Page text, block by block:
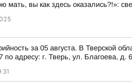
мать, вы как здесь оказались?!»:
за 05 августа. В Тверской
по адресу: г. Тверь, ул. Благоева, д.